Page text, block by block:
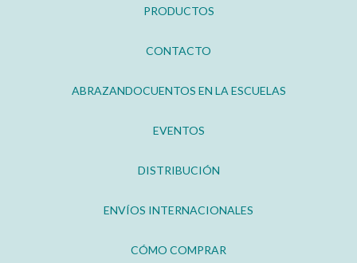
PRODUCTOS
CONTACTO
ABRAZANDOCUENTOS EN LA ESCUELAS
EVENTOS
DISTRIBUCIÓN
ENVÍOS INTERNACIONALES
CÓMO COMPRAR